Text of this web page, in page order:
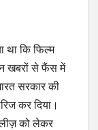
था कि फिल्म
खबरों से फैंस में
सरकार की
कर दिया।
को लेकर